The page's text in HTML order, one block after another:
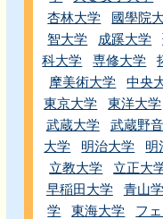
杏林大学
國學院
智大学
成蹊大学
科大学
専修大学
摩美術大学
中央
東京大学
東洋大学
武蔵大学
武蔵野
大学
明治大学 明
立教大学
立正大
早稲田大学
青山
学
東海大学 フ